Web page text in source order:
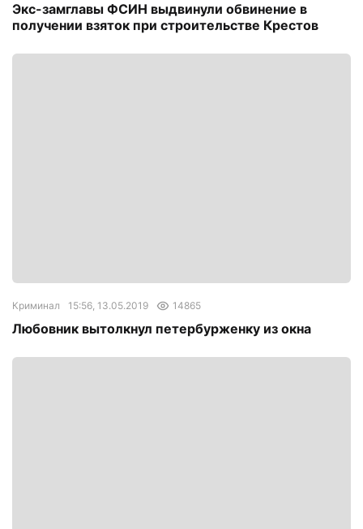
Экс-замглавы ФСИН выдвинули обвинение в
получении взяток при строительстве Крестов
Криминал 15:56, 13.05.2019 14865
Любовник вытолкнул петербурженку из окна